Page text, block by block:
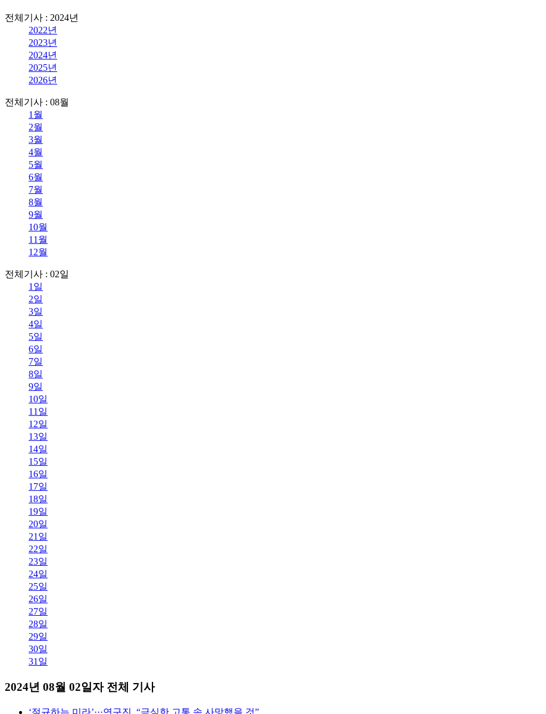
전체기사 : 2024년
2022년
2023년
2024년
2025년
2026년
전체기사 : 08월
1월
2월
3월
4월
5월
6월
7월
8월
9월
10월
11월
12월
전체기사 : 02일
1일
2일
3일
4일
5일
6일
7일
8일
9일
10일
11일
12일
13일
14일
15일
16일
17일
18일
19일
20일
21일
22일
23일
24일
25일
26일
27일
28일
29일
30일
31일
2024년 08월 02일자 전체 기사
‘절규하는 미라’···연구진, “극심한 고통 속 사망했을 것”